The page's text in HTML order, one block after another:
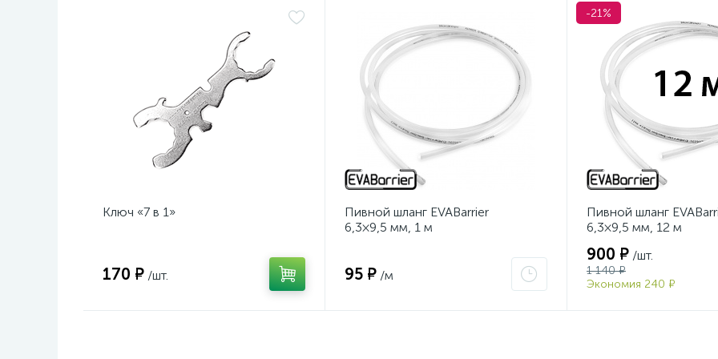
Ключ «7 в 1»
170 ₽ /шт.
Пивной шланг EVABarrier
6,3×9,5 мм, 1 м
95 ₽ /м
-21%
Пивной шланг
6,3×9,5 мм, 12 м
900 ₽ /шт.
1 140 ₽
Экономия 240 ₽